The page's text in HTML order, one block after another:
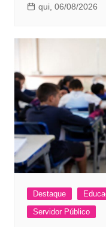
qui, 06/08/2026
Destaque
Servidor Público